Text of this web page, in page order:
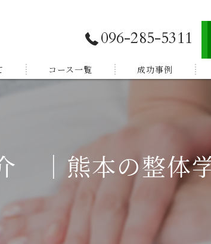
096-285-5311
コース一覧
家族を癒したい
成功事例
｜熊本の整体